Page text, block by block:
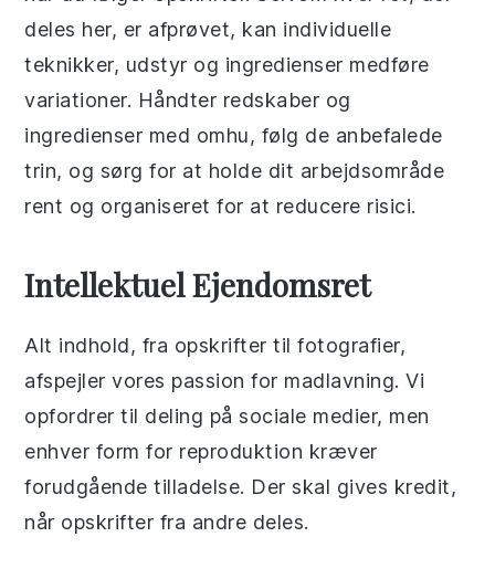
deles her, er afprøvet, kan individuelle
teknikker, udstyr og ingredienser medføre
variationer. Håndter redskaber og
ingredienser med omhu, følg de anbefalede
trin, og sørg for at holde dit arbejdsområde
rent og organiseret for at reducere risici.
Intellektuel Ejendomsret
Alt indhold, fra opskrifter til fotografier,
afspejler vores passion for madlavning. Vi
opfordrer til deling på sociale medier, men
enhver form for reproduktion kræver
forudgående tilladelse. Der skal gives kredit,
når opskrifter fra andre deles.